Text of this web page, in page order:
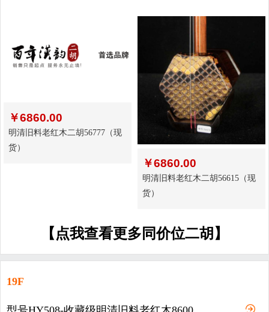
￥6860.00
明清旧料老红木二胡56777（现
货）
￥6860.00
明清旧料老红木二胡56615（现
货）
【点我查看更多同价位二胡】
19F